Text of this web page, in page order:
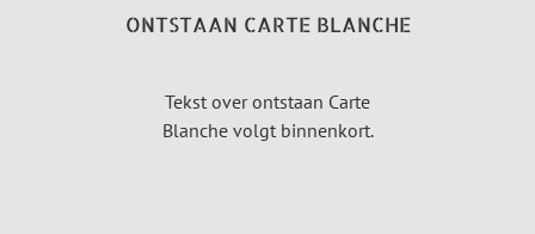
ONTSTAAN CARTE BLANCHE
Tekst over ontstaan Carte
Blanche volgt binnenkort.